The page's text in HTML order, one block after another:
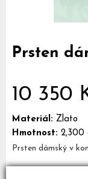
Prsten
10 350
Materiál: Zlato
Hmotnost: 2,300
Prsten dámský v